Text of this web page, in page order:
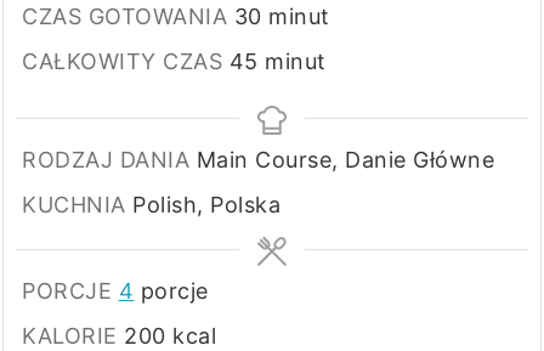
CZAS GOTOWANIA 30minuty
minut
CAŁKOWITY CZAS 45 minuty
minut
RODZAJ DANIA Main Course, Danie Główne
KUCHNIA Polish, Polska
PORCJE 4 porcje
KALORIE 200 kcal